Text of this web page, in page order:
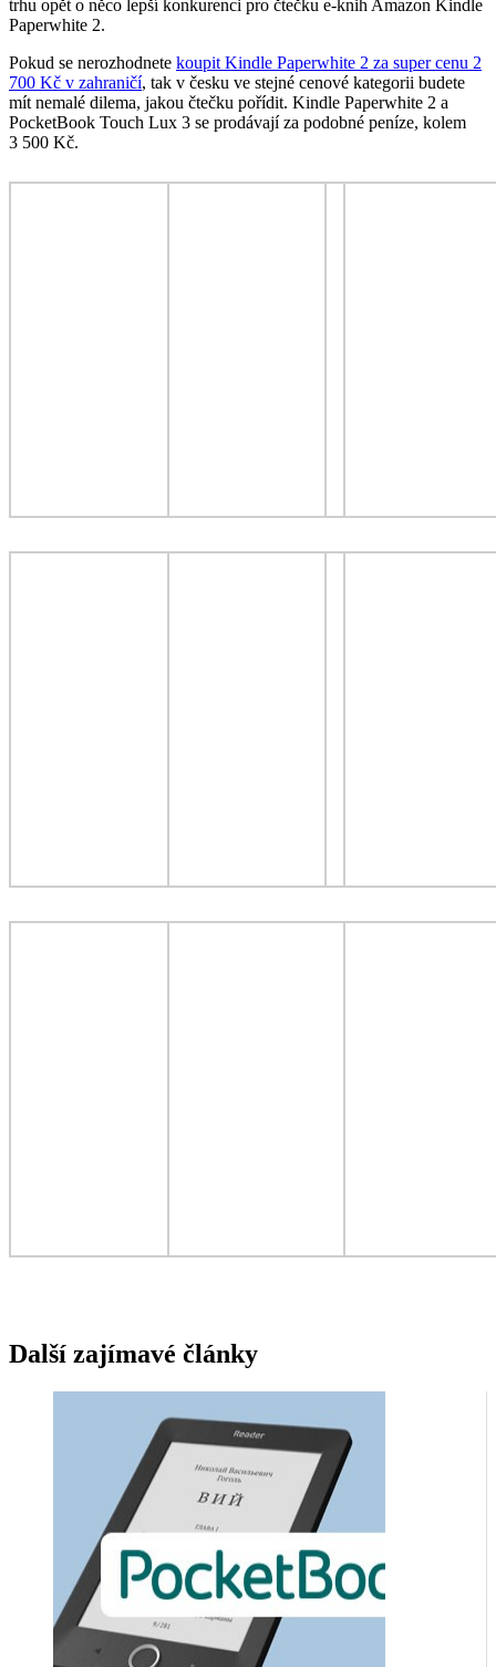
trhu opět o něco lepší konkurenci pro čtečku e-knih Amazon Kindle
Paperwhite 2.
Pokud se nerozhodnete koupit Kindle Paperwhite 2 za super cenu 2
700 Kč v zahraničí, tak v česku ve stejné cenové kategorii budete
mít nemalé dilema, jakou čtečku pořídit. Kindle Paperwhite 2 a
PocketBook Touch Lux 3 se prodávají za podobné peníze, kolem
3 500 Kč.
Další zajímavé články